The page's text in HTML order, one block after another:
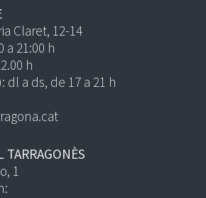
Claret, 12-14
a 21:00 h
h
dl a ds, de 17 a 21 h
TARRAGONÈS
1